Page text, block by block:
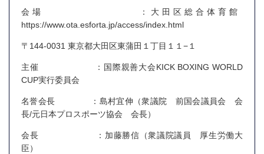
会場 ：大田区総合体育館
https://www.ota.esforta.jp/access/index.html
〒144-0031 東京都大田区東蒲田１丁目１１−１
主催 ：国際親善大会KICK BOXING WORLD
CUP実行委員会
名誉会長 ：島村宜伸（衆議院 前国会議員会 会
長/元日本プロスポーツ協会 会長）
会長 ：加藤勝信（衆議院議員 厚生労働大
臣）